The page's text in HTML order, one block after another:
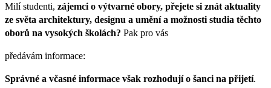
Milí studenti, zájemci o výtvarné obory, přejete si znát aktuality
ze světa architektury, designu a umění a možnosti studia těchto
oborů na vysokých školách? Pak pro vás
předávám informace:
Správné a včasné informace však rozhodují o šanci na přijetí.